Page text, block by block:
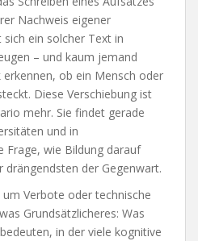
Nachweis eigener
ein solcher Text in
– und kaum jemand
ob ein Mensch oder
Diese Verschiebung ist
mehr. Sie findet gerade
und in
Frage, wie Bildung darauf
drängendsten der Gegenwart.
Verbote oder technische
Grundsätzlicheres: Was
in der viele kognitive